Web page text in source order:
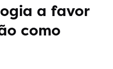
a favor
como